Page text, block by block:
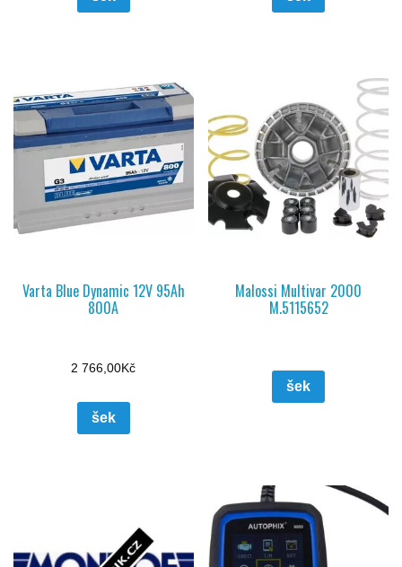
Varta Blue Dynamic 12V 95Ah
800A
2 766,00Kč
šek
Malossi Multivar 2000
M.5115652
šek